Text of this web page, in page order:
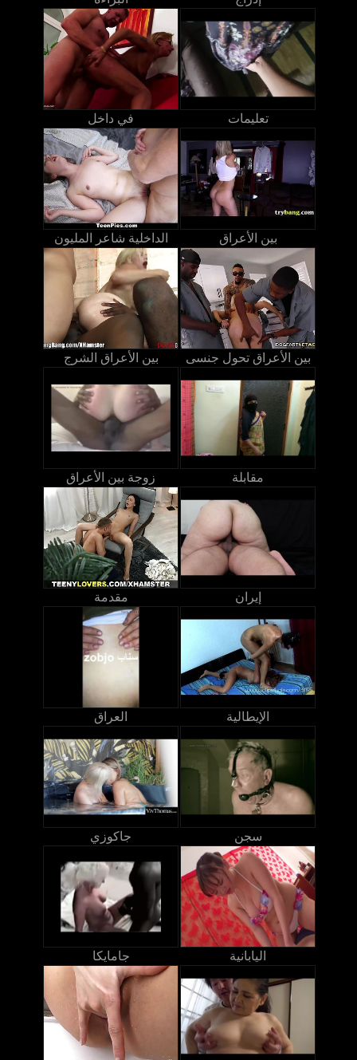
في داخل تعليمات
الداخلية شاعر المليون بين الأعراق
بين الأعراق الشرج بين الأعراق تحول جنسى
زوجة بين الأعراق مقابلة
مقدمة إيران
العراق الإيطالية
جاكوزي سجن
جامايكا اليابانية